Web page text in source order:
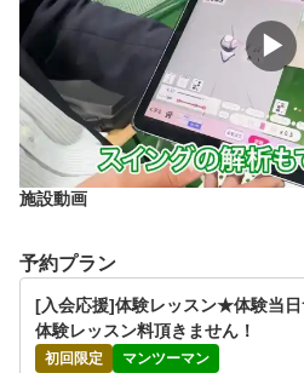
時間帯・ご利用可能時間・レッ
※メンバー会員様のみとなります
3. 初心者でも安心
初心者の方でもご安心いただけ
ングをさせていただきます。
推奨されているシミュレーショ
おります。
より実践的な練習はもちろん詳
いただけます。
▶
施設動画
予約プラン
[入会応援]体験レッスン★体験当
体験レッスン料頂きません！
初回限定 マンツーマン